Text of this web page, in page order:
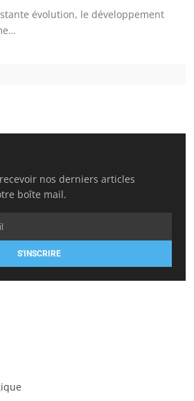
évolution, le développement
nos derniers articles
boîte mail.
S'INSCRIRE